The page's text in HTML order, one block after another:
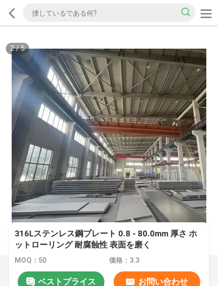
2/5
316Lステンレス鋼プレート 0.8 - 80.0mm 厚さ ホ
ットローリング 耐腐蝕性 表面を磨く
MOQ：50 価格：3.3
ベストプライス お問い合わせ